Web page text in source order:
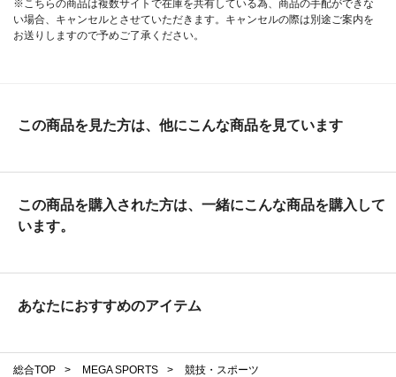
※こちらの商品は複数サイトで在庫を共有している為、商品の手配ができな
い場合、キャンセルとさせていただきます。キャンセルの際は別途ご案内を
お送りしますので予めご了承ください。
この商品を見た方は、他にこんな商品を見ています
この商品を購入された方は、一緒にこんな商品を購入して
います。
あなたにおすすめのアイテム
総合TOP > MEGA SPORTS >
競技・スポーツ